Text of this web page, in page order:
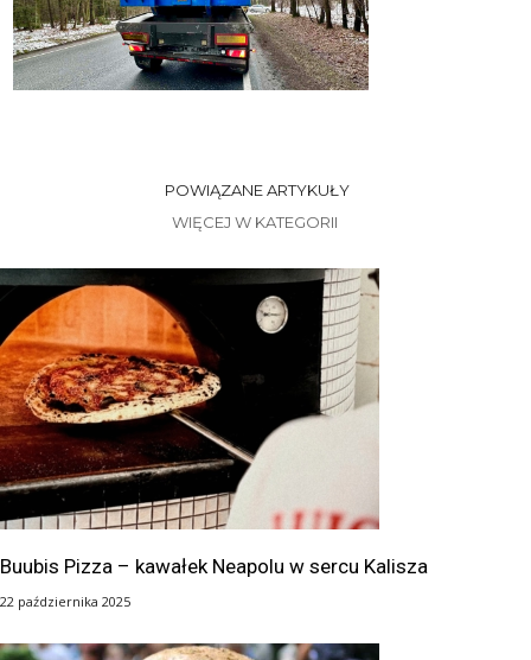
POWIĄZANE ARTYKUŁY
WIĘCEJ W KATEGORII
Buubis Pizza – kawałek Neapolu w sercu Kalisza
22 października 2025